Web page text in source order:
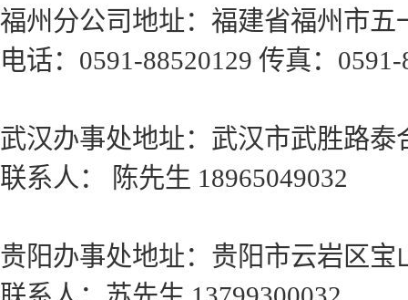
福州分公司地址：福建省福州市五
电话：0591-88520129 传真：0591-
武汉办事处地址：武汉市武胜路泰
联系人： 陈先生 18965049032
贵阳办事处地址：贵阳市云岩区宝